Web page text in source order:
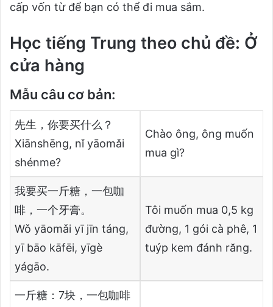
cấp vốn từ để bạn có thể đi mua sắm.
Học tiếng Trung theo chủ đề: Ở
cửa hàng
Mẫu câu cơ bản:
先生，你要买什么？
Xiānshēng, nǐ yāomǎi
shénme?
Chào ông, ông muốn
mua gì?
我要买一斤糖，一包咖
啡，一个牙膏。
Wǒ yāomǎi yī jīn táng,
yī bāo kāfēi, yīgè
yágāo.
Tôi muốn mua 0,5 kg
đường, 1 gói cà phê, 1
tuýp kem đánh răng.
一斤糖：7块，一包咖啡